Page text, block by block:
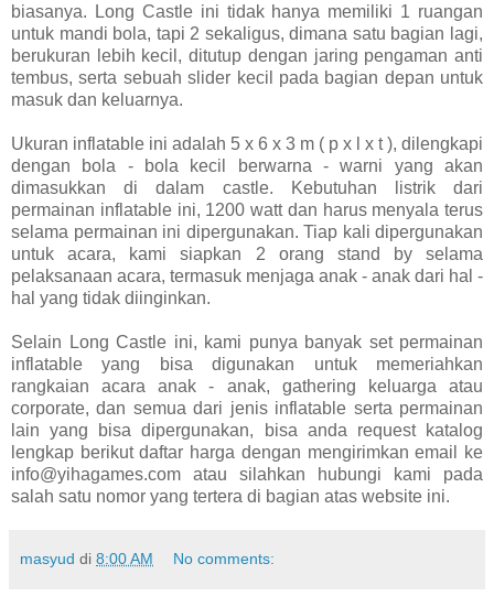
biasanya. Long Castle ini tidak hanya memiliki 1 ruangan
untuk mandi bola, tapi 2 sekaligus, dimana satu bagian lagi,
berukuran lebih kecil, ditutup dengan jaring pengaman anti
tembus, serta sebuah slider kecil pada bagian depan untuk
masuk dan keluarnya.
Ukuran inflatable ini adalah 5 x 6 x 3 m ( p x l x t ), dilengkapi
dengan bola - bola kecil berwarna - warni yang akan
dimasukkan di dalam castle. Kebutuhan listrik dari
permainan inflatable ini, 1200 watt dan harus menyala terus
selama permainan ini dipergunakan. Tiap kali dipergunakan
untuk acara, kami siapkan 2 orang stand by selama
pelaksanaan acara, termasuk menjaga anak - anak dari hal -
hal yang tidak diinginkan.
Selain Long Castle ini, kami punya banyak set permainan
inflatable yang bisa digunakan untuk memeriahkan
rangkaian acara anak - anak, gathering keluarga atau
corporate, dan semua dari jenis inflatable serta permainan
lain yang bisa dipergunakan, bisa anda request katalog
lengkap berikut daftar harga dengan mengirimkan email ke
info@yihagames.com atau silahkan hubungi kami pada
salah satu nomor yang tertera di bagian atas website ini.
masyud di 8:00 AM No comments: